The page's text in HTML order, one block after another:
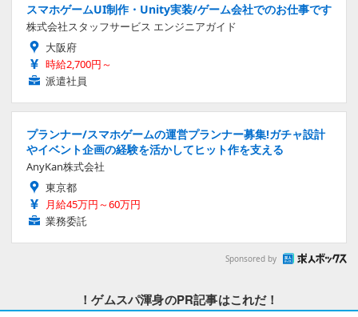
スマホゲームUI制作・Unity実装/ゲーム会社でのお仕事です
株式会社スタッフサービス エンジニアガイド
大阪府
時給2,700円～
派遣社員
プランナー/スマホゲームの運営プランナー募集!ガチャ設計
やイベント企画の経験を活かしてヒット作を支える
AnyKan株式会社
東京都
月給45万円～60万円
業務委託
Sponsored by
！ゲムスパ渾身のPR記事はこれだ！